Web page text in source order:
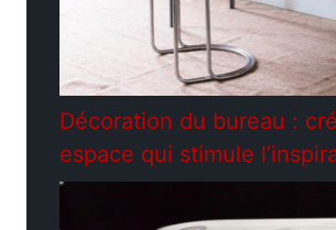
Décoration du bureau :
espace qui stimule